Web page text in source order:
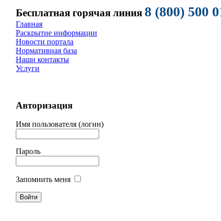
Бесплатная горячая линия 8 (800) 500
Главная
Раскрытие информации
Новости портала
Нормативная база
Наши контакты
Услуги
Авторизация
Имя пользователя (логин)
Пароль
Запомнить меня